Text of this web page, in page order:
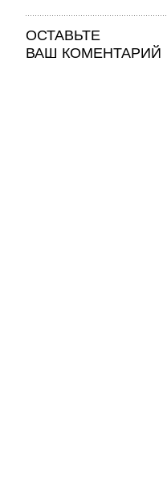
ОСТАВЬТЕ
ВАШ КОМЕНТАРИЙ